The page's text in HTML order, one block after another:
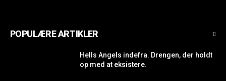
POPULÆRE ARTIKLER
Hells Angels indefra. Drengen, der holdt
op med at eksistere.